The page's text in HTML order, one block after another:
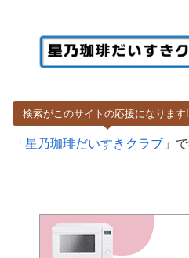
検索がこのサイトの応援になります
「 星乃珈琲だいすきクラブ 」